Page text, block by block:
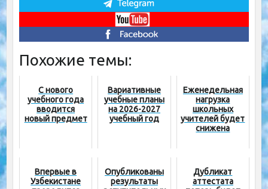
Похожие темы:
С нового
учебного года
вводится
новый предмет
Вариативные
учебные планы
на 2026-2027
учебный год
Еженедельная
нагрузка
школьных
учителей будет
снижена
Впервые в
Узбекистане
Опубликованы
результаты
Дубликат
аттестата